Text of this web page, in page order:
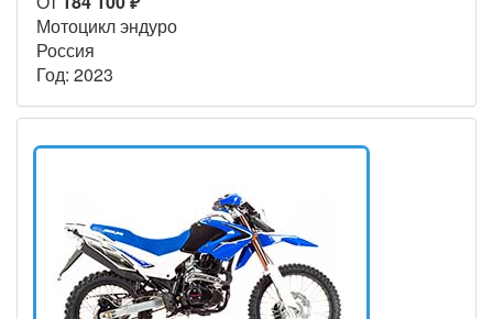
Мотоцикл эндуро
Россия
Год: 2023